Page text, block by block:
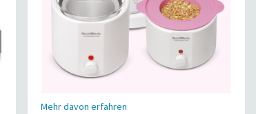
Mehr davon erfahren